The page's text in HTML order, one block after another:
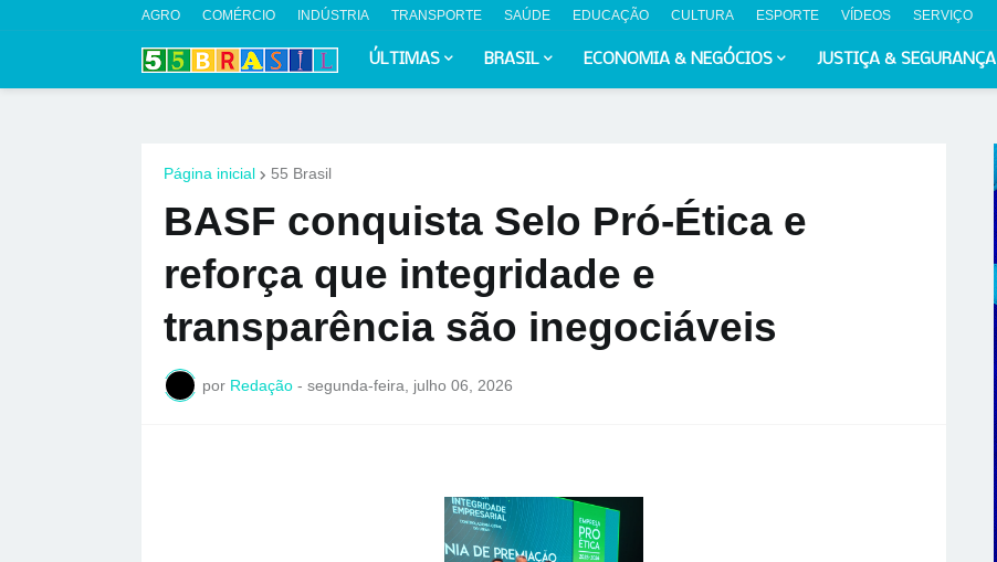
AGRO COMÉRCIO INDÚSTRIA TRANSPORTE SAÚDE EDUCAÇÃO CULTURA ESPORTE VÍDEOS SERVIÇO
ÚLTIMAS BRASIL ECONOMIA & NEGÓCIOS JUSTIÇA & SEGURANÇA
Página inicial 55 Brasil
BASF conquista Selo Pró-Ética e
reforça que integridade e
transparência são inegociáveis
por Redação - segunda-feira, julho 06, 2026